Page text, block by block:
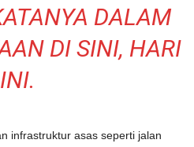
DALAM
DI SINI, HARI
INI.
infrastruktur asas seperti jalan